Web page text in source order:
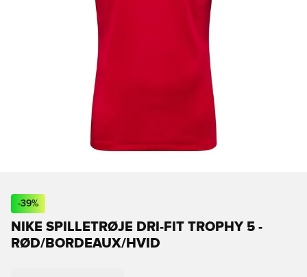
-39%
NIKE SPILLETRØJE DRI-FIT TROPHY 5 -
RØD/BORDEAUX/HVID